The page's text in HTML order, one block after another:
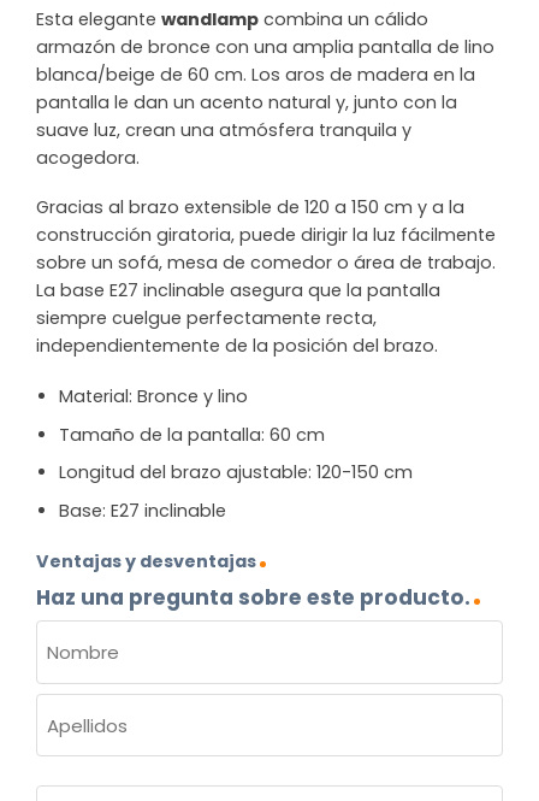
Esta elegante wandlamp combina un cálido
armazón de bronce con una amplia pantalla de lino
blanca/beige de 60 cm. Los aros de madera en la
pantalla le dan un acento natural y, junto con la
suave luz, crean una atmósfera tranquila y
acogedora.
Gracias al brazo extensible de 120 a 150 cm y a la
construcción giratoria, puede dirigir la luz fácilmente
sobre un sofá, mesa de comedor o área de trabajo.
La base E27 inclinable asegura que la pantalla
siempre cuelgue perfectamente recta,
independientemente de la posición del brazo.
Material: Bronce y lino
Tamaño de la pantalla: 60 cm
Longitud del brazo ajustable: 120-150 cm
Base: E27 inclinable
Ventajas y desventajas
Haz una pregunta sobre este producto.
(OBLIGATORIO)
Nombre